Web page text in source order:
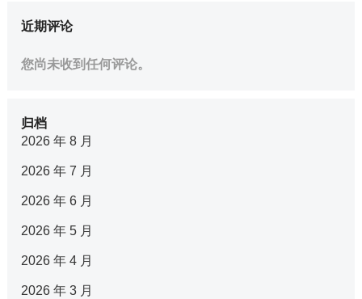
近期评论
您尚未收到任何评论。
归档
2026 年 8 月
2026 年 7 月
2026 年 6 月
2026 年 5 月
2026 年 4 月
2026 年 3 月